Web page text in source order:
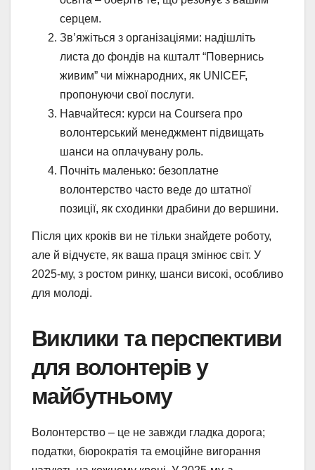
серцем.
Зв’яжіться з організаціями: надішліть
листа до фондів на кшталт “Повернись
живим” чи міжнародних, як UNICEF,
пропонуючи свої послуги.
Навчайтеся: курси на Coursera про
волонтерський менеджмент підвищать
шанси на оплачувану роль.
Почніть маленько: безоплатне
волонтерство часто веде до штатної
позиції, як сходинки драбини до вершини.
Після цих кроків ви не тільки знайдете роботу,
але й відчуєте, як ваша праця змінює світ. У
2025-му, з ростом ринку, шанси високі, особливо
для молоді.
Виклики та перспективи
для волонтерів у
майбутньому
Волонтерство – це не завжди гладка дорога;
податки, бюрократія та емоційне вигорання